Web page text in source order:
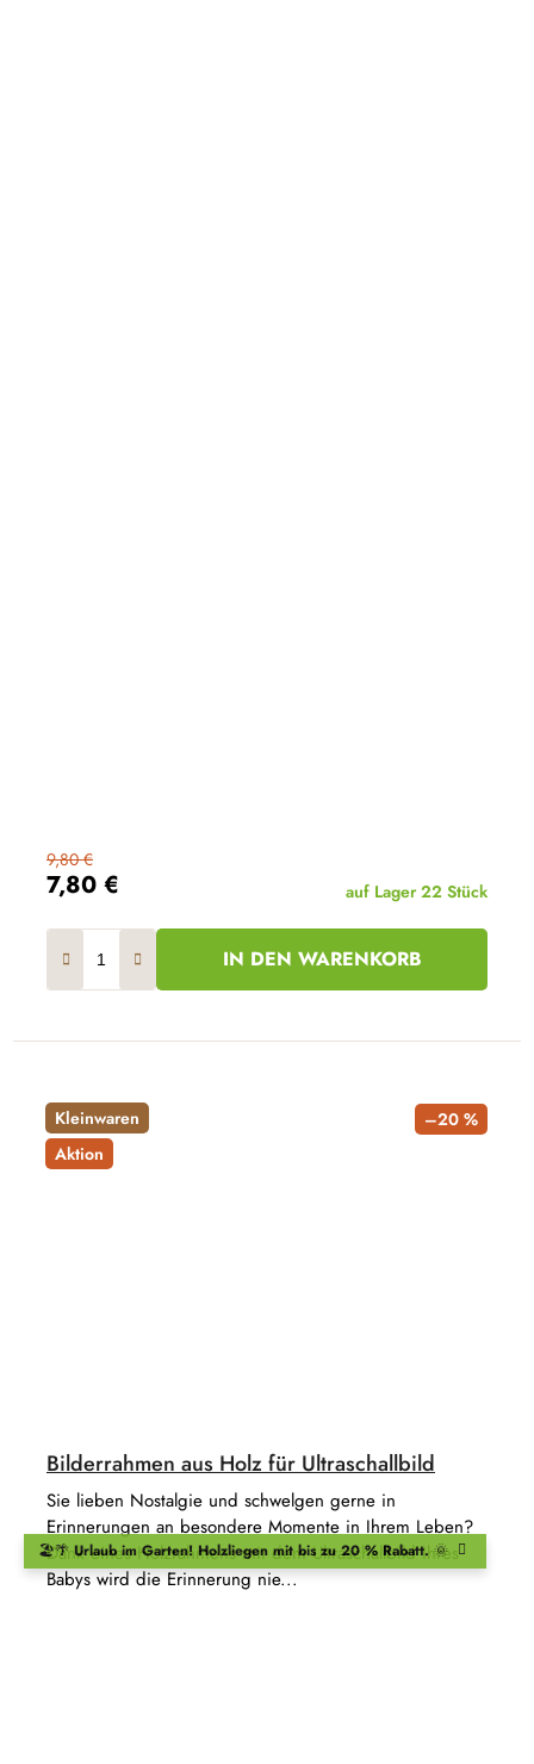
🏖️🌴Urlaub im Garten! Holzliegen mit bis zu 20 % Rabatt.🌞
7,80 €
9,80 €
auf Lager 22 Stück
IN DEN WARENKORB
Kleinwaren
Aktion
–20 %
Bilderrahmen aus Holz für Ultraschallbild
Sie lieben Nostalgie und schwelgen gerne in
Erinnerungen an besondere Momente in Ihrem Leben?
Dank eines Holzrahmens mit dem Ultraschallbild Ihres
Babys wird die Erinnerung nie...